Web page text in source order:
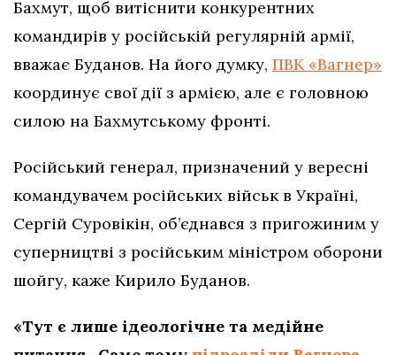
Бахмут, щоб витіснити конкурентних
командирів у російській регулярній армії,
вважає Буданов. На його думку, ПВК «Вагнер»
координує свої дії з армією, але є головною
силою на Бахмутському фронті.
Російський генерал, призначений у вересні
командувачем російських військ в Україні,
Сергій Суровікін, об’єднався з пригожиним у
суперництві з російським міністром оборони
шойгу, каже Кирило Буданов.
«Тут є лише ідеологічне та медійне